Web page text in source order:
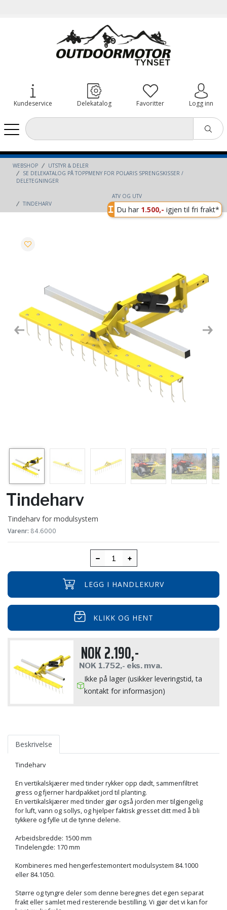
Kundeservice Delekatalog Favoritter Logg inn
WEBSHOP
UTSTYR & DELER
SE DELEKATALOG PÅ TOPPMENY FOR POLARIS SPRENGSKISSER /
DELETEGNINGER
ATV OG UTV
TINDEHARV
Du har 1.500,- igjen til fri frakt*
Previous Next
Tindeharv
Tindeharv for modulsystem
Varenr: 84.6000
LEGG I HANDLEKURV
KLIKK OG HENT
NOK2.190,-
NOK 1.752,- eks. mva.
Ikke på lager (usikker leveringstid, ta
kontakt for informasjon)
Beskrivelse
Tindeharv
En vertikalskjærer med tinder rykker opp dødt, sammenfiltret
gress og fjerner hardpakket jord til planting.
En vertikalskjærer med tinder gjør også jorden mer tilgjengelig
for luft, vann og sollys, og hjelper faktisk gresset ditt med å bli
tykkere og fylle ut de tynne delene.
Arbeidsbredde: 1500 mm
Tindelengde: 170 mm
Kombineres med hengerfestemontert modulsystem 84.1000
eller 84.1050.
Større og tyngre deler som denne beregnes det egen separat
frakt eller samlet med resterende bestilling. Vi gjør det vi kan for